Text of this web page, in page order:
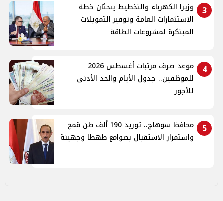
3
وزيرا الكهرباء والتخطيط يبحثان خطة
الاستثمارات العامة وتوفير التمويلات
المبتكرة لمشروعات الطاقة
4
موعد صرف مرتبات أغسطس 2026
للموظفين.. جدول الأيام والحد الأدنى
للأجور
5
محافظ سوهاج.. توريد 190 ألف طن قمح
واستمرار الاستقبال بصوامع طهطا وجهينة